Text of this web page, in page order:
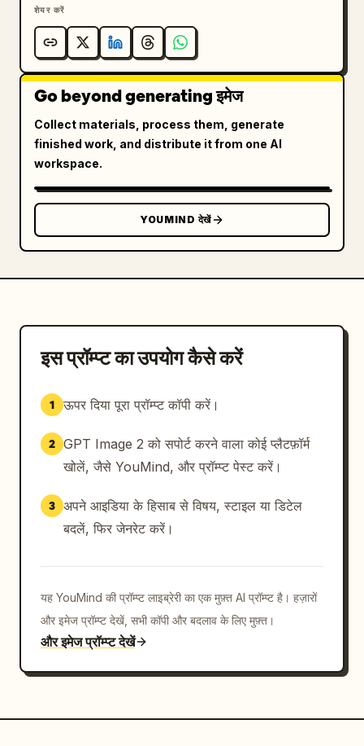
शेयर करें
Go beyond generating इमेज
Collect materials, process them, generate
finished work, and distribute it from one AI
workspace.
YOUMIND देखें
इस प्रॉम्प्ट का उपयोग कैसे करें
1 ऊपर दिया पूरा प्रॉम्प्ट कॉपी करें।
2 GPT Image 2 को सपोर्ट करने वाला कोई प्लैटफ़ॉर्म
खोलें, जैसे YouMind, और प्रॉम्प्ट पेस्ट करें।
3 अपने आइडिया के हिसाब से विषय, स्टाइल या डिटेल
बदलें, फिर जेनरेट करें।
यह YouMind की प्रॉम्प्ट लाइब्रेरी का एक मुफ़्त AI प्रॉम्प्ट है। हज़ारों
और इमेज प्रॉम्प्ट देखें, सभी कॉपी और बदलाव के लिए मुफ़्त।
और इमेज प्रॉम्प्ट देखें